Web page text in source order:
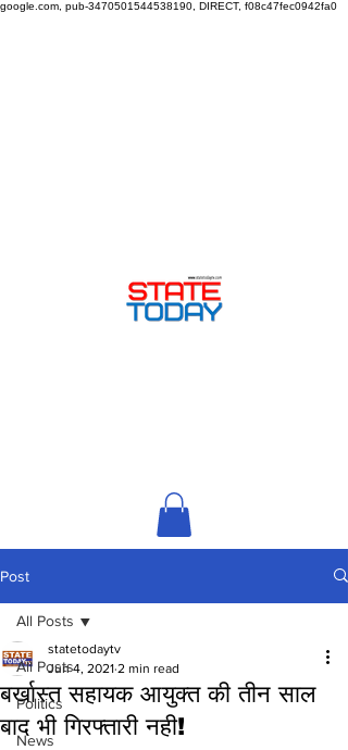
google.com, pub-3470501544538190, DIRECT, f08c47fec0942fa0
Post
All Posts
Politics
News
All Posts
बर्खास्त सहायक आयुक्त की तीन साल
बाद भी गिरफ्तारी नही!
statetodaytv
Jun 4, 2021 2 min read